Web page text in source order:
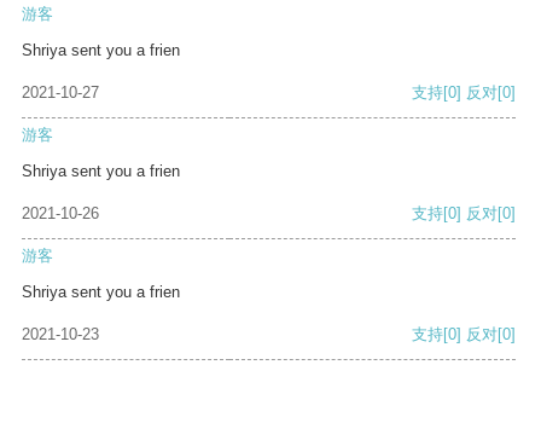
游客
Shriya sent you a frien
2021-10-27 支持[0] 反对[0]
游客
Shriya sent you a frien
2021-10-26 支持[0] 反对[0]
游客
Shriya sent you a frien
2021-10-23 支持[0] 反对[0]